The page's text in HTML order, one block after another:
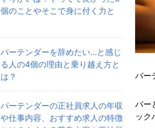
個のことやそこで身に付く力と
バーテンダーを辞めたい…と感じ
る人の4個の理由と乗り越え方と
は？
バーテンダーの正社員求人の年収
や仕事内容、おすすめ求人の特徴
バー
バー
ック